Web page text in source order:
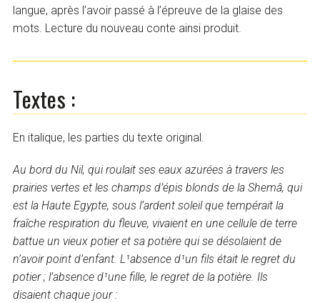
langue, après l’avoir passé à l’épreuve de la glaise des
mots. Lecture du nouveau conte ainsi produit.
Textes :
En italique, les parties du texte original.
Au bord du Nil, qui roulait ses eaux azurées à travers les
prairies vertes et les champs d’épis blonds de la Shemâ, qui
est la Haute Egypte, sous l’ardent soleil que tempérait la
fraîche respiration du fleuve, vivaient en une cellule de terre
battue un vieux potier et sa potière qui se désolaient de
n’avoir point d’enfant. L¹absence d¹un fils était le regret du
potier ; l’absence d¹une fille, le regret de la potière. Ils
disaient chaque jour :